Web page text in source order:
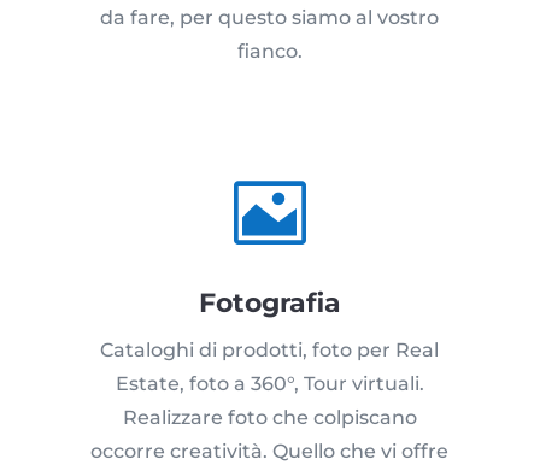
da fare, per questo siamo al vostro
fianco.

Fotografia
Cataloghi di prodotti, foto per Real
Estate, foto a 360°, Tour virtuali.
Realizzare foto che colpiscano
occorre creatività. Quello che vi offre